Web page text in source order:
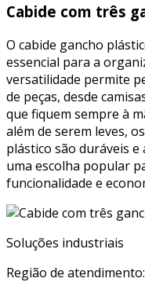
Cabide com três
O cabide gancho
essencial para a
versatilidade permite
de peças, desde
que fiquem sempre à
além de serem leves,
plástico são duráveis
uma escolha popular
funcionalidade e
Soluções industriais
Região de